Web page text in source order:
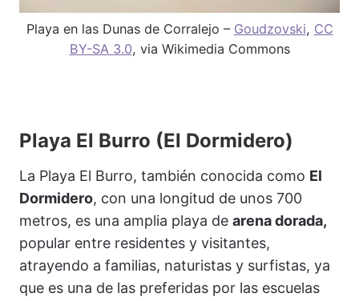
Playa en las Dunas de Corralejo – Goudzovski, CC
BY-SA 3.0, via Wikimedia Commons
Playa El Burro (El Dormidero)
La Playa El Burro, también conocida como El
Dormidero, con una longitud de unos 700
metros, es una amplia playa de arena dorada,
popular entre residentes y visitantes,
atrayendo a familias, naturistas y surfistas, ya
que es una de las preferidas por las escuelas